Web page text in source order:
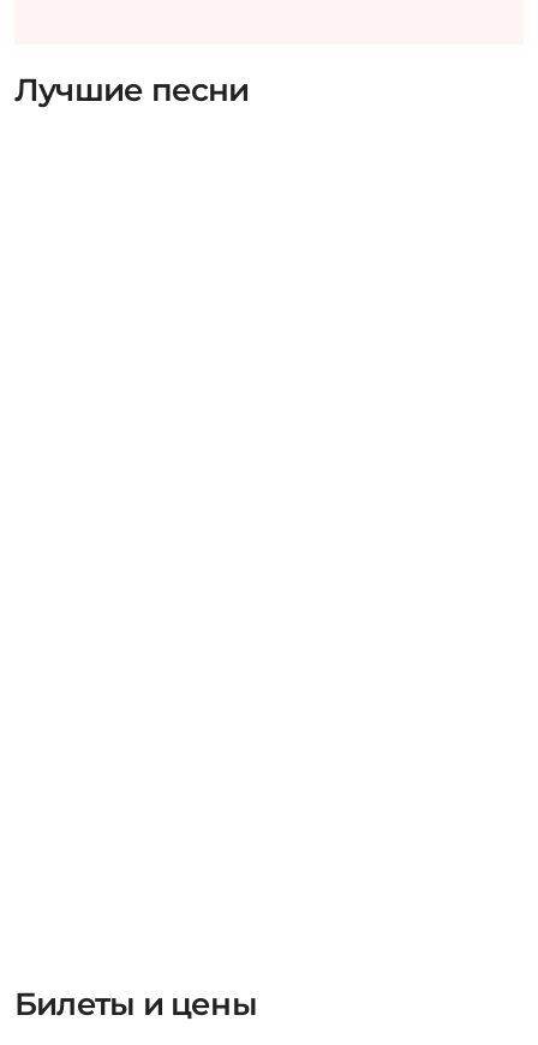
Лучшие песни
Билеты и цены